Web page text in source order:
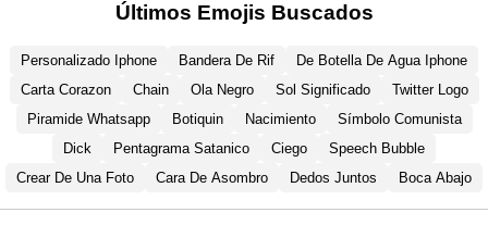
Últimos Emojis Buscados
Personalizado Iphone Bandera De Rif
De Botella De Agua Iphone
Carta Corazon
Chain Ola Negro Sol Significado
Twitter Logo
Piramide Whatsapp
Botiquin Nacimiento
Símbolo Comunista
Dick
Pentagrama Satanico Ciego
Speech Bubble
Crear De Una Foto
Cara De Asombro Dedos Juntos Boca Abajo